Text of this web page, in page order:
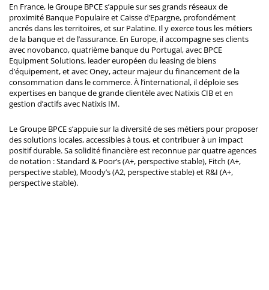
En France, le Groupe BPCE s’appuie sur ses grands réseaux de
proximité Banque Populaire et Caisse d’Epargne, profondément
ancrés dans les territoires, et sur Palatine. Il y exerce tous les métiers
de la banque et de l’assurance. En Europe, il accompagne ses clients
avec novobanco, quatrième banque du Portugal, avec BPCE
Equipment Solutions, leader européen du leasing de biens
d’équipement, et avec Oney, acteur majeur du financement de la
consommation dans le commerce. À l’international, il déploie ses
expertises en banque de grande clientèle avec Natixis CIB et en
gestion d’actifs avec Natixis IM.
Le Groupe BPCE s’appuie sur la diversité de ses métiers pour proposer
des solutions locales, accessibles à tous, et contribuer à un impact
positif durable. Sa solidité financière est reconnue par quatre agences
de notation : Standard & Poor’s (A+, perspective stable), Fitch (A+,
perspective stable), Moody’s (A2, perspective stable) et R&I (A+,
perspective stable).